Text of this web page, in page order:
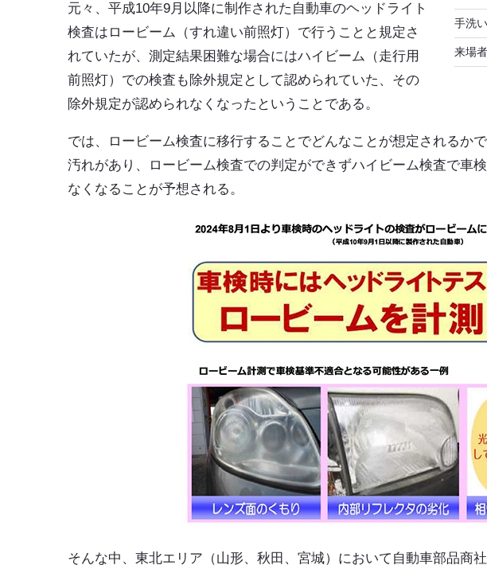
元々、平成10年9月以降に制作された自動車のヘッドライト
検査はロービーム（すれ違い前照灯）で行うことと規定さ
れていたが、測定結果困難な場合にはハイビーム（走行用
前照灯）での検査も除外規定として認められていた、その
除外規定が認められなくなったということである。
では、ロービーム検査に移行することでどんなことが想定されるか
汚れがあり、ロービーム検査での判定ができずハイビーム検査で車
なくなることが予想される。
そんな中、東北エリア（山形、秋田、宮城）において自動車部品商